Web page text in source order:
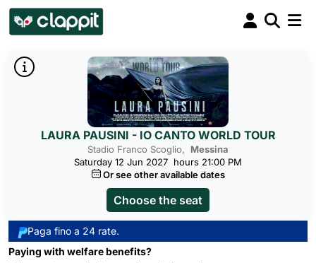
LAURA PAUSINI - IO CANTO WORLD TOUR
Stadio Franco Scoglio, Messina
Saturday 12 Jun 2027 hours 21:00 PM
Or see other available dates
Choose the seat
Paga fino a 24 rate.
Paying with welfare benefits?